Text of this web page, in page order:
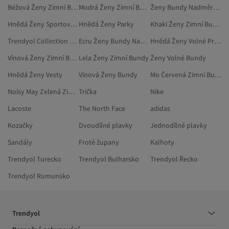
Béžová Ženy Zimní Bundy
Modrá Ženy Zimní Bundy
Ženy Bundy Nadměrné Velikosti
Hnědá Ženy Sportovní Bundy Hnědá Ženy Parky
Khaki Ženy Zimní Bundy
Trendyol Collection Zelená Zimní Bundy
Ecru Ženy Bundy Nadměrné Velikosti
Hnědá Ženy Volné Propínací Svetry
Vínová Ženy Zimní Bundy Lela Ženy Zimní Bundy Ženy Volné Bundy
Hnědá Ženy Vesty
Vínová Ženy Bundy
Mo Červená Zimní Bundy
Noisy May Zelená Zimní Bundy Trička
Nike
Lacoste
The North Face
adidas
Kozačky
Dvoudílné plavky
Jednodílné plavky
Sandály
Froté župany
Kalhoty
Trendyol Turecko
Trendyol Bulharsko
Trendyol Řecko
Trendyol Rumunsko
Trendyol